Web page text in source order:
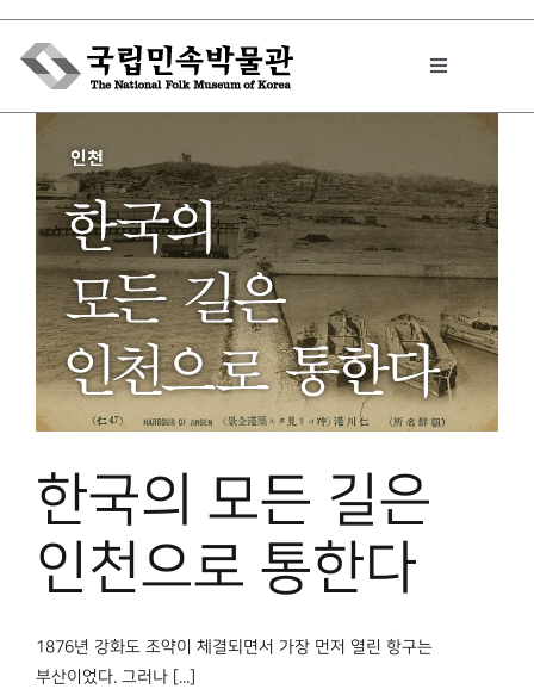
Skip
content
Toggle
박물관에서는
민속이야기
민속 인사이드
박물관 홈페이지
한국의 모든 길은
인천으로 통한다
1876년 강화도 조약이 체결되면서 가장 먼저 열린 항구는
부산이었다. 그러나 [...]